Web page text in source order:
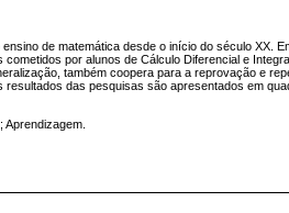
de matemática desde o início do século
por alunos de Cálculo Diferencial e
também coopera para a reprovação e
das pesquisas são apresentados em